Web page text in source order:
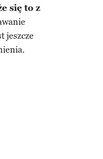
się to z
jeszcze